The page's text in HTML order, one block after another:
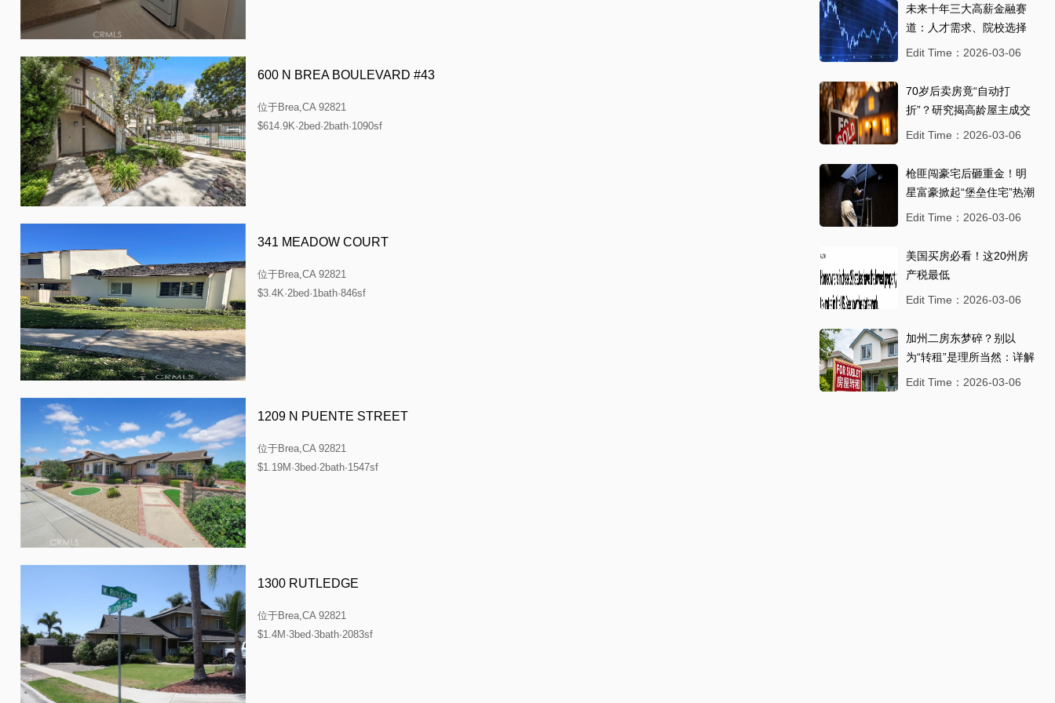
600 N BREA BOULEVARD #43
位于Brea,CA 92821
$614.9K·2bed·2bath·1090sf
341 MEADOW COURT
位于Brea,CA 92821
$3.4K·2bed·1bath·846sf
1209 N PUENTE STREET
位于Brea,CA 92821
$1.19M·3bed·2bath·1547sf
1300 RUTLEDGE
位于Brea,CA 92821
$1.4M·3bed·3bath·2083sf
未来十年三大高薪金融赛
道：人才需求、院校选择
与职业路径全解析
Edit Time：2026-03-06
70岁后卖房竟“自动打
折”？研究揭高龄屋主成交
价下滑真相，最高少卖5%
Edit Time：2026-03-06
枪匪闯豪宅后砸重金！明
星富豪掀起“堡垒住宅”热潮
Edit Time：2026-03-06
美国买房必看！这20州房
产税最低
Edit Time：2026-03-06
加州二房东梦碎？别以
为“转租”是理所当然：详解
加州租赁法中的身份转换
Edit Time：2026-03-06